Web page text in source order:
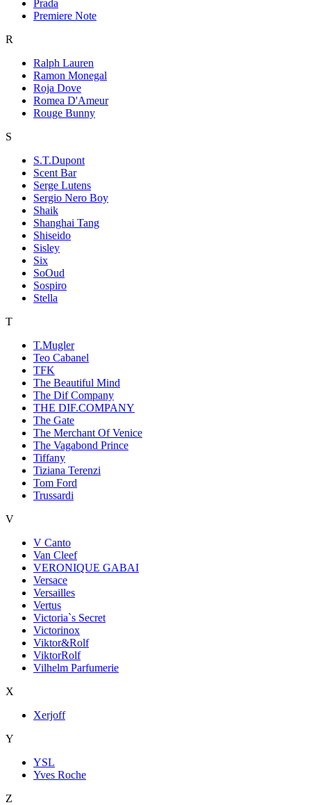
Prada
Premiere Note
R
Ralph Lauren
Ramon Monegal
Roja Dove
Romea D'Ameur
Rouge Bunny
S
S.T.Dupont
Scent Bar
Serge Lutens
Sergio Nero Boy
Shaik
Shanghai Tang
Shiseido
Sisley
Six
SoOud
Sospiro
Stella
T
T.Mugler
Teo Cabanel
TFK
The Beautiful Mind
The Dif Company
THE DIF.COMPANY
The Gate
The Merchant Of Venice
The Vagabond Prince
Tiffany
Tiziana Terenzi
Tom Ford
Trussardi
V
V Canto
Van Cleef
VERONIQUE GABAI
Versace
Versailles
Vertus
Victoria`s Secret
Victorinox
Viktor&Rolf
ViktorRolf
Vilhelm Parfumerie
X
Xerjoff
Y
YSL
Yves Roche
Z